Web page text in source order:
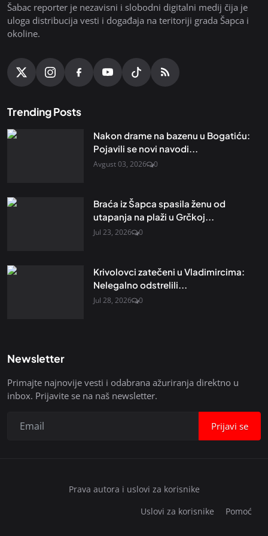
Šabac reporter je nezavisni i slobodni digitalni medij čija je
uloga distribucija vesti i događaja na teritoriji grada Šapca i
okoline.
Trending Posts
Nakon drame na bazenu u Bogatiću:
Pojavili se novi navodi...
Avgust 03, 2026 0
Braća iz Šapca spasila ženu od
utapanja na plaži u Grčkoj...
Jul 23, 2026 0
Krivolovci zatečeni u Vladimircima:
Nelegalno odstrelili...
Jul 28, 2026 0
Newsletter
Primajte najnovije vesti i odabrana ažuriranja direktno u
inbox. Prijavite se na naš newsletter.
Prijavi se
Prava autora i uslovi za korisnike
Uslovi za korisnike
Pomoć